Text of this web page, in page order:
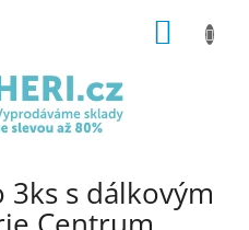
3ks s dálkovým